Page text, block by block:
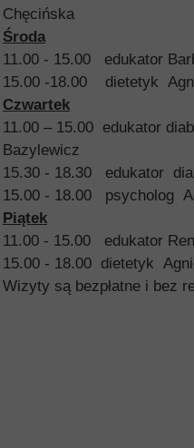
Chęcińska
Środa
11.00 - 15.00 edukator
15.00 -18.00 dietetyk
Czwartek
11.00 – 15.00 edukator
Bazylewicz
15.30 - 18.30 edukator
15.00 - 18.00 psycholog
Piątek
11.00 - 15.00 edukator
15.00 - 18.00 dietetyk
Wizyty są bezpłatne i bez